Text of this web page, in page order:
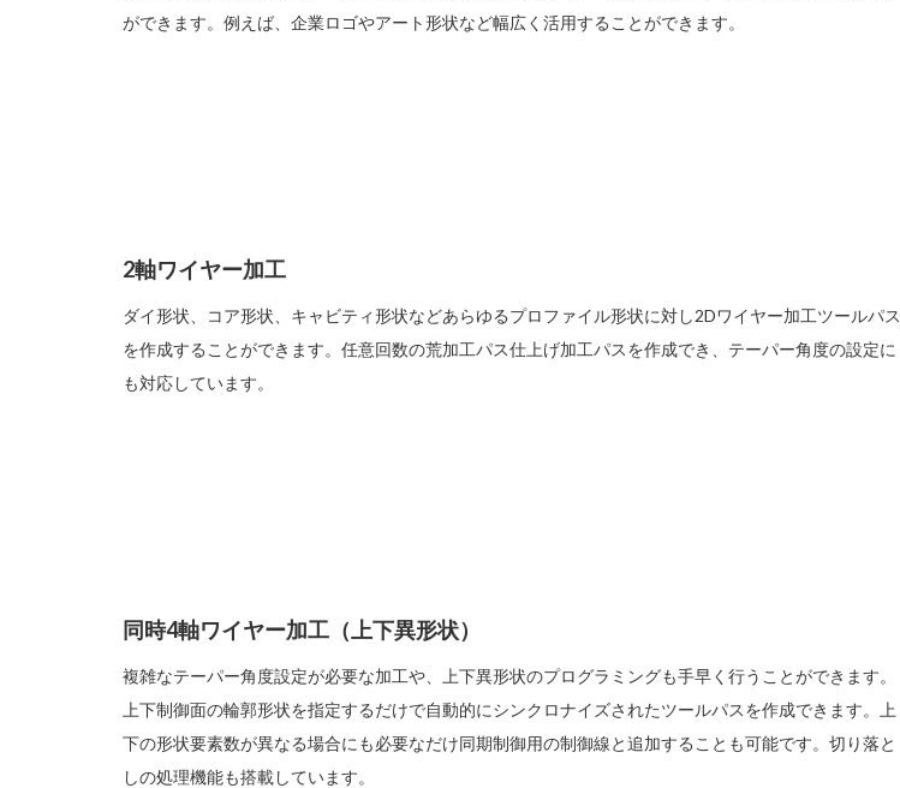
ができます。例えば、企業ロゴやアート形状など幅広く活用することができます。
2軸ワイヤー加工
ダイ形状、コア形状、キャビティ形状などあらゆるプロファイル形状に対し2Dワイヤー加工ツールパス
を作成することができます。任意回数の荒加工パス仕上げ加工パスを作成でき、テーパー角度の設定に
も対応しています。
同時4軸ワイヤー加工（上下異形状）
複雑なテーパー角度設定が必要な加工や、上下異形状のプログラミングも手早く行うことができます。
上下制御面の輪郭形状を指定するだけで自動的にシンクロナイズされたツールパスを作成できます。上
下の形状要素数が異なる場合にも必要なだけ同期制御用の制御線と追加することも可能です。切り落と
しの処理機能も搭載しています。